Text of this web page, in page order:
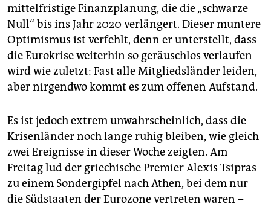
mittelfristige Finanzplanung, die die „schwarze
Null“ bis ins Jahr 2020 verlängert. Dieser muntere
Optimismus ist verfehlt, denn er unterstellt, dass
die Eurokrise weiterhin so geräuschlos verlaufen
wird wie zuletzt: Fast alle Mitgliedsländer leiden,
aber nirgendwo kommt es zum offenen Aufstand.
Es ist jedoch extrem unwahrscheinlich, dass die
Krisenländer noch lange ruhig bleiben, wie gleich
zwei Ereignisse in dieser Woche zeigten. Am
Freitag lud der griechische Premier Alexis Tsipras
zu einem Sondergipfel nach Athen, bei dem nur
die Südstaaten der Eurozone vertreten waren –